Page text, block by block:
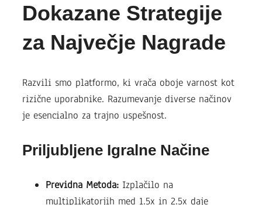
Dokazane Strategije
za Največje Nagrade
Razvili smo platformo, ki vrača oboje varnost kot
rizične uporabnike. Razumevanje diverse načinov
je esencialno za trajno uspešnost.
Priljubljene Igralne Načine
Previdna Metoda: Izplačilo na
multiplikatorjih med 1.5x in 2.5x daje